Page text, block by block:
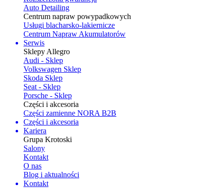
Auto Detailing
Centrum napraw powypadkowych
Usługi blacharsko-lakiernicze
Centrum Napraw Akumulatorów
Serwis
Sklepy Allegro
Audi - Sklep
Volkswagen Sklep
Skoda Sklep
Seat - Sklep
Porsche - Sklep
Części i akcesoria
Części zamienne NORA B2B
Części i akcesoria
Kariera
Grupa Krotoski
Salony
Kontakt
O nas
Blog i aktualności
Kontakt